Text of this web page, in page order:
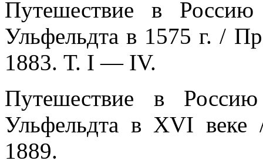
Путешествие в Россию
Ульфельдта в 1575 г. /
1883. Т. I — IV.
Путешествие в Россию
Ульфельдта в XVI
1889.